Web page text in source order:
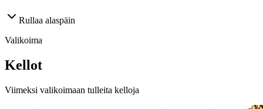
Rullaa alaspäin
Valikoima
Kellot
Viimeksi valikoimaan tulleita kelloja